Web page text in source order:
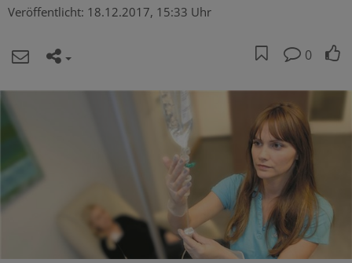
Veröffentlicht: 18.12.2017, 15:33 Uhr
0